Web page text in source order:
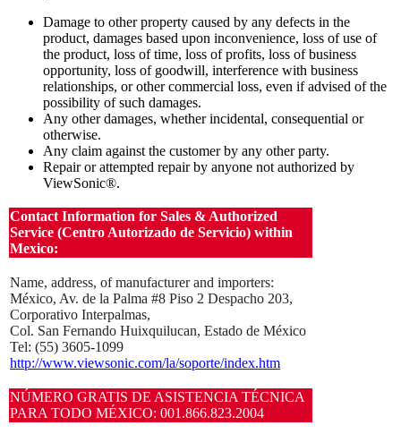
Damage to other property caused by any defects in the
product, damages based upon inconvenience, loss of use of
the product, loss of time, loss of profits, loss of business
opportunity, loss of goodwill, interference with business
relationships, or other commercial loss, even if advised of the
possibility of such damages.
Any other damages, whether incidental, consequential or
otherwise.
Any claim against the customer by any other party.
Repair or attempted repair by anyone not authorized by
ViewSonic®.
Contact Information for Sales & Authorized
Service (Centro Autorizado de Servicio) within
Mexico:
Name, address, of manufacturer and importers:
México, Av. de la Palma #8 Piso 2 Despacho 203,
Corporativo Interpalmas,
Col. San Fernando Huixquilucan, Estado de México
Tel: (55) 3605-1099
http://www.viewsonic.com/la/soporte/index.htm
NÚMERO GRATIS DE ASISTENCIA TÉCNICA
PARA TODO MÉXICO: 001.866.823.2004